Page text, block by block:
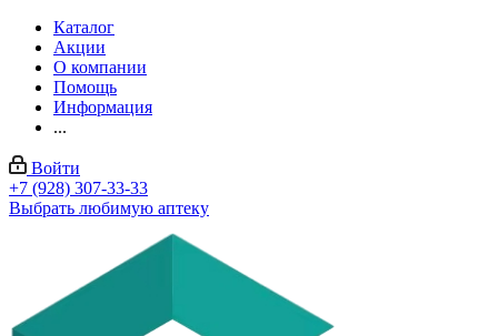
Каталог
Акции
О компании
Помощь
Информация
...
Войти
+7 (928) 307-33-33
Выбрать любимую аптеку